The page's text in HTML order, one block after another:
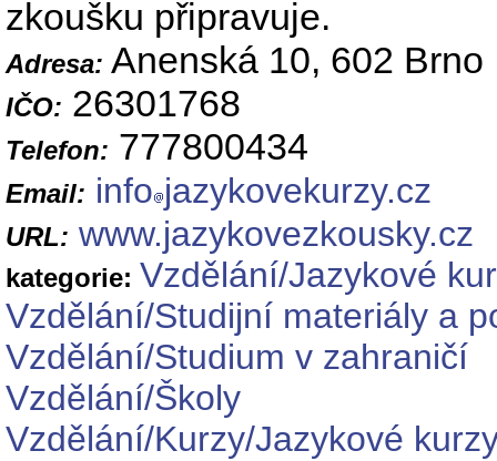
zkoušku připravuje.
Adresa: Anenská 10, 602 Brno
IČO: 26301768
Telefon: 777800434
Email: info jazykovekurzy.cz
URL: www.jazykovezkousky.cz
kategorie: Vzdělání/Jazykové
Vzdělání/Studijní materiály a
Vzdělání/Studium v zahraničí
Vzdělání/Školy
Vzdělání/Kurzy/Jazykové